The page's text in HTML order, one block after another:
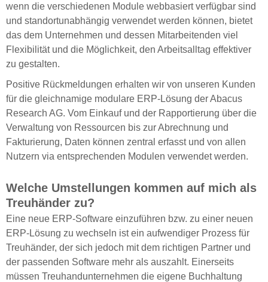
wenn die verschiedenen Module webbasiert verfügbar sind
und standortunabhängig verwendet werden können, bietet
das dem Unternehmen und dessen Mitarbeitenden viel
Flexibilität und die Möglichkeit, den Arbeitsalltag effektiver
zu gestalten.
Positive Rückmeldungen erhalten wir von unseren Kunden
für die gleichnamige modulare ERP-Lösung der Abacus
Research AG. Vom Einkauf und der Rapportierung über die
Verwaltung von Ressourcen bis zur Abrechnung und
Fakturierung, Daten können zentral erfasst und von allen
Nutzern via entsprechenden Modulen verwendet werden.
Welche Umstellungen kommen auf mich als
Treuhänder zu?
Eine neue ERP-Software einzuführen bzw. zu einer neuen
ERP-Lösung zu wechseln ist ein aufwendiger Prozess für
Treuhänder, der sich jedoch mit dem richtigen Partner und
der passenden Software mehr als auszahlt. Einerseits
müssen Treuhandunternehmen die eigene Buchhaltung